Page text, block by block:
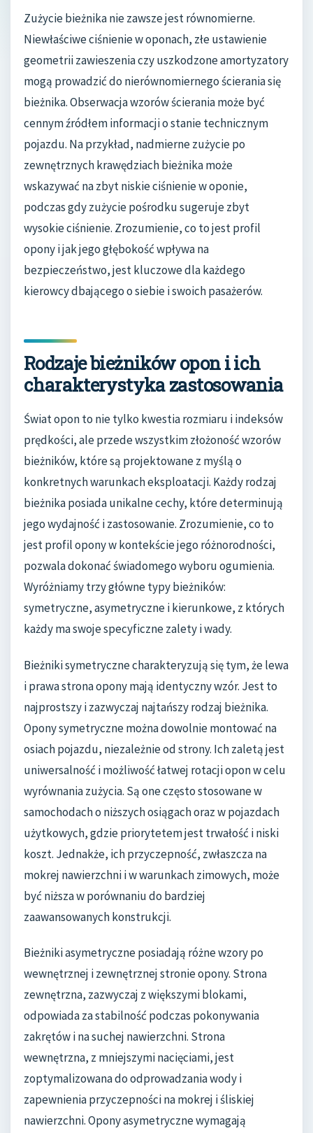
Zużycie bieżnika nie zawsze jest równomierne.
Niewłaściwe ciśnienie w oponach, złe ustawienie
geometrii zawieszenia czy uszkodzone amortyzatory
mogą prowadzić do nierównomiernego ścierania się
bieżnika. Obserwacja wzorów ścierania może być
cennym źródłem informacji o stanie technicznym
pojazdu. Na przykład, nadmierne zużycie po
zewnętrznych krawędziach bieżnika może
wskazywać na zbyt niskie ciśnienie w oponie,
podczas gdy zużycie pośrodku sugeruje zbyt
wysokie ciśnienie. Zrozumienie, co to jest profil
opony i jak jego głębokość wpływa na
bezpieczeństwo, jest kluczowe dla każdego
kierowcy dbającego o siebie i swoich pasażerów.
Rodzaje bieżników opon i ich
charakterystyka zastosowania
Świat opon to nie tylko kwestia rozmiaru i indeksów
prędkości, ale przede wszystkim złożoność wzorów
bieżników, które są projektowane z myślą o
konkretnych warunkach eksploatacji. Każdy rodzaj
bieżnika posiada unikalne cechy, które determinują
jego wydajność i zastosowanie. Zrozumienie, co to
jest profil opony w kontekście jego różnorodności,
pozwala dokonać świadomego wyboru ogumienia.
Wyróżniamy trzy główne typy bieżników:
symetryczne, asymetryczne i kierunkowe, z których
każdy ma swoje specyficzne zalety i wady.
Bieżniki symetryczne charakteryzują się tym, że lewa
i prawa strona opony mają identyczny wzór. Jest to
najprostszy i zazwyczaj najtańszy rodzaj bieżnika.
Opony symetryczne można dowolnie montować na
osiach pojazdu, niezależnie od strony. Ich zaletą jest
uniwersalność i możliwość łatwej rotacji opon w celu
wyrównania zużycia. Są one często stosowane w
samochodach o niższych osiągach oraz w pojazdach
użytkowych, gdzie priorytetem jest trwałość i niski
koszt. Jednakże, ich przyczepność, zwłaszcza na
mokrej nawierzchni i w warunkach zimowych, może
być niższa w porównaniu do bardziej
zaawansowanych konstrukcji.
Bieżniki asymetryczne posiadają różne wzory po
wewnętrznej i zewnętrznej stronie opony. Strona
zewnętrzna, zazwyczaj z większymi blokami,
odpowiada za stabilność podczas pokonywania
zakrętów i na suchej nawierzchni. Strona
wewnętrzna, z mniejszymi nacięciami, jest
zoptymalizowana do odprowadzania wody i
zapewnienia przyczepności na mokrej i śliskiej
nawierzchni. Opony asymetryczne wymagają